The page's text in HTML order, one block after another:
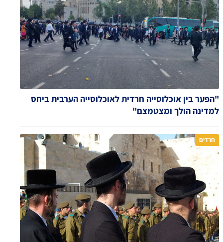
"הפער בין אוכלוסייה חרדית לאוכלוסייה הערבית ביחס
למדינה הולך ומצטמצם"
חרדים